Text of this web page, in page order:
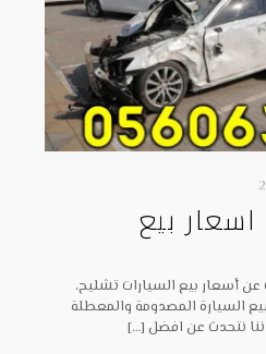
بيع
أسعار بيع السيارات تشليح،
السيارة المصدومة والمعطلة
نتحدث عن افضل […]